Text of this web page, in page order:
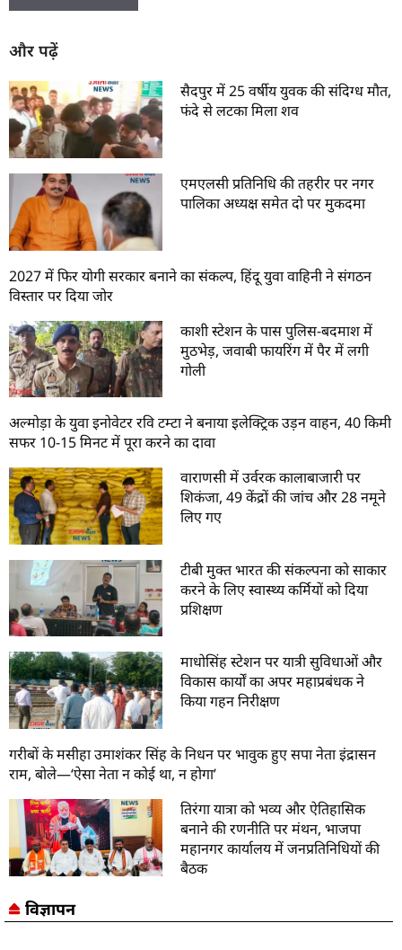
और पढ़ें
सैदपुर में 25 वर्षीय युवक की संदिग्ध मौत,
फंदे से लटका मिला शव
एमएलसी प्रतिनिधि की तहरीर पर नगर
पालिका अध्यक्ष समेत दो पर मुकदमा
2027 में फिर योगी सरकार बनाने का संकल्प, हिंदू युवा वाहिनी ने संगठन
विस्तार पर दिया जोर
काशी स्टेशन के पास पुलिस-बदमाश में
मुठभेड़, जवाबी फायरिंग में पैर में लगी
गोली
अल्मोड़ा के युवा इनोवेटर रवि टम्टा ने बनाया इलेक्ट्रिक उड़न वाहन, 40 किमी
सफर 10-15 मिनट में पूरा करने का दावा
वाराणसी में उर्वरक कालाबाजारी पर
शिकंजा, 49 केंद्रों की जांच और 28 नमूने
लिए गए
टीबी मुक्त भारत की संकल्पना को साकार
करने के लिए स्वास्थ्य कर्मियों को दिया
प्रशिक्षण
माधोसिंह स्टेशन पर यात्री सुविधाओं और
विकास कार्यों का अपर महाप्रबंधक ने
किया गहन निरीक्षण
गरीबों के मसीहा उमाशंकर सिंह के निधन पर भावुक हुए सपा नेता इंद्रासन
राम, बोले—‘ऐसा नेता न कोई था, न होगा’
तिरंगा यात्रा को भव्य और ऐतिहासिक
बनाने की रणनीति पर मंथन, भाजपा
महानगर कार्यालय में जनप्रतिनिधियों की
बैठक
विज्ञापन